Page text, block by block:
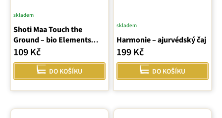
Shoti Maa Touch the
Ground – bio Elements
Earth, 16 sáčků
skladem
109 Kč
DO KOŠÍKU
Harmonie – ajurvédský čaj
skladem
199 Kč
DO KOŠÍKU